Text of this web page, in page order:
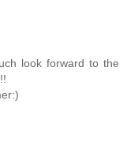
look forward to the